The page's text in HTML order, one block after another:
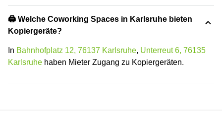
🖨️ Welche Coworking Spaces in Karlsruhe bieten
Kopiergeräte?
In Bahnhofplatz 12, 76137 Karlsruhe, Unterreut 6, 76135
Karlsruhe haben Mieter Zugang zu Kopiergeräten.